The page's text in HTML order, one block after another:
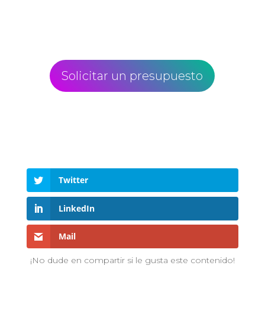
Solicitar un presupuesto
Twitter
LinkedIn
Mail
¡No dude en compartir si le gusta este contenido!